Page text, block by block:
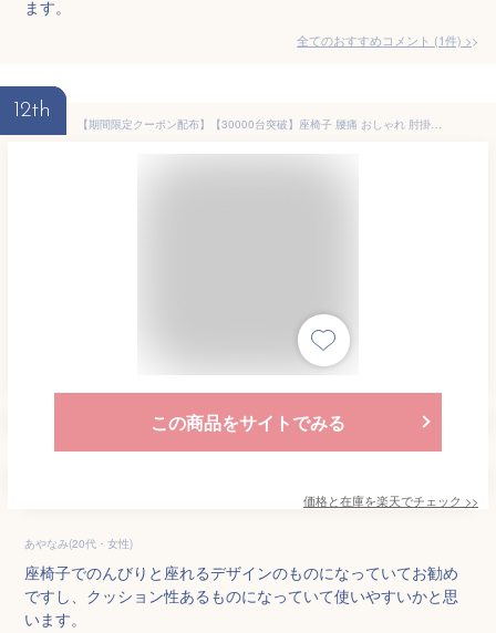
ます。
全てのおすすめコメント (1件) >
12th
【期間限定クーポン配布】【30000台突破】座椅子 腰痛 おしゃれ 肘掛け リクライニング ハイバック オットマン 座いす 一人用 1人用 コンパクト 1人掛けソファー ソファ リラックスチェア 折りたたみ リビングチェア クッション 一人暮らし こたつ 新生活 送料無料
この商品をサイトでみる
価格と在庫を楽天でチェック >>
あやなみ(20代・女性)
座椅子でのんびりと座れるデザインのものになっていてお勧め
ですし、クッション性あるものになっていて使いやすいかと思
います。